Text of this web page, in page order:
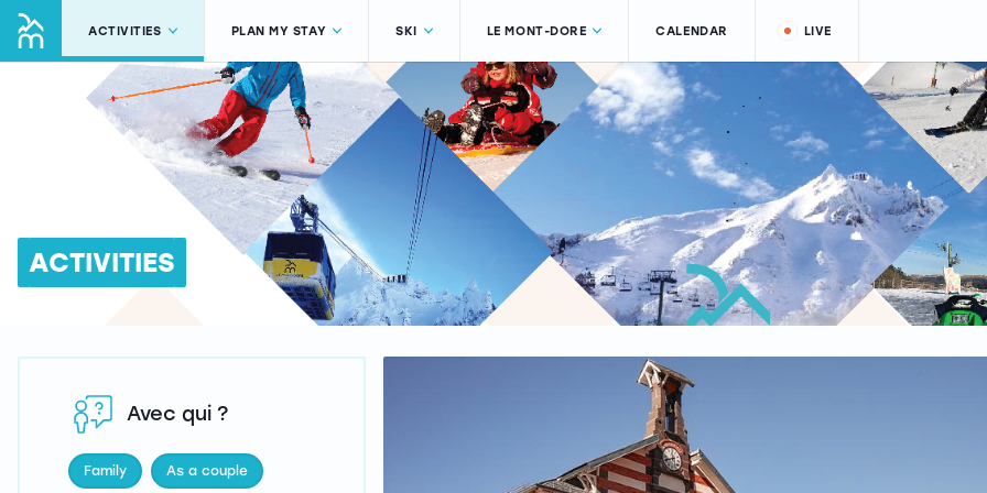
ACTIVITIES PLAN MY STAY SKI LE MONT-DORE CALENDAR LIVE
ACTIVITIES
Avec qui ?
Family As a couple